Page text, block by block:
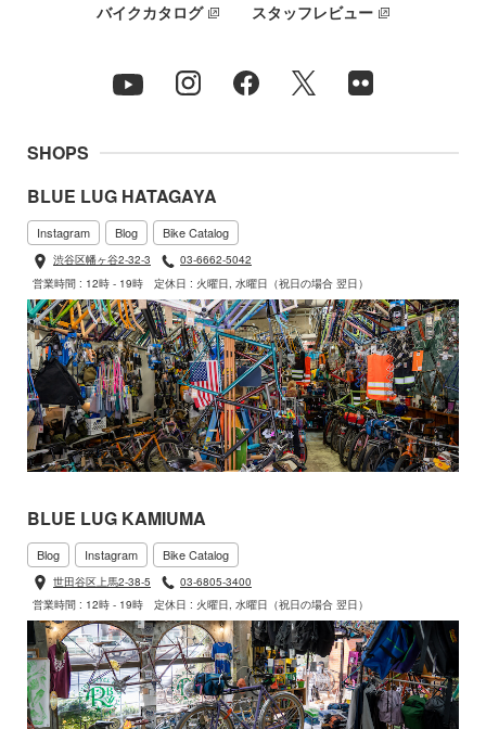
バイクカタログ スタッフレビュー
SHOPS
BLUE LUG HATAGAYA
Instagram Blog Bike Catalog
渋谷区幡ヶ谷2-32-3
03-6662-5042
営業時間 : 12時 - 19時
定休日 : 火曜日, 水曜日（祝日の場合 翌日）
BLUE LUG KAMIUMA
Blog Instagram Bike Catalog
世田谷区上馬2-38-5
03-6805-3400
営業時間 : 12時 - 19時
定休日 : 火曜日, 水曜日（祝日の場合 翌日）